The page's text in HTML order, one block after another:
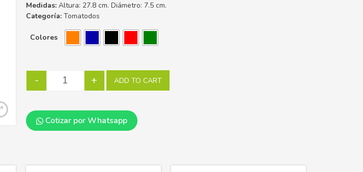
Medidas: Altura: 27.8 cm. Diámetro: 7.5 cm.
Categoría: Tomatodos
Colores
- + ADD TO CART
Cotizar por Whatsapp